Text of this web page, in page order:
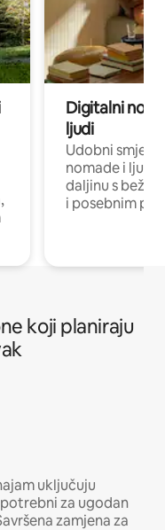
Digitalni
ljudi
Udobni
nomade i ljude
daljinu s
i posebnim
koji planiraju
uključuju
potrebni za ugodan
zamjena za